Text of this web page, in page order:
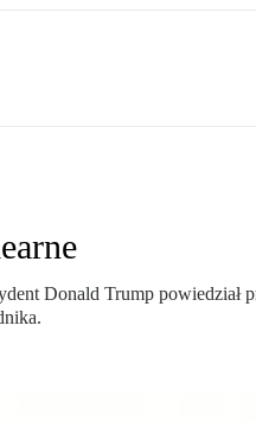
Donald Trump